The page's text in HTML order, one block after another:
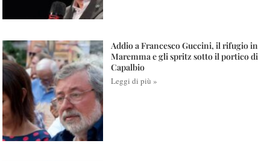
Addio a Francesco Guccini, il rifugio in
Maremma e gli spritz sotto il portico di
Capalbio
Leggi di più »